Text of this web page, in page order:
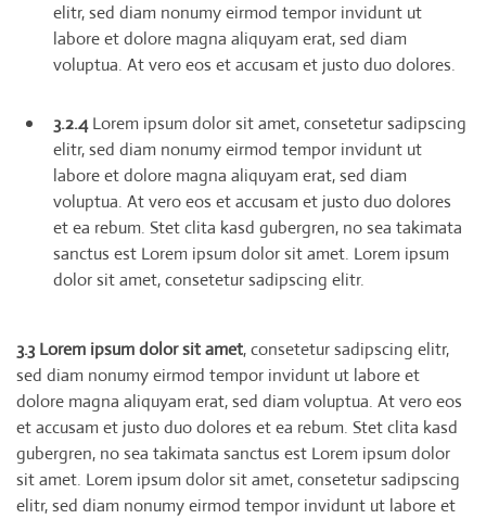
elitr, sed diam nonumy eirmod tempor invidunt ut
labore et dolore magna aliquyam erat, sed diam
voluptua. At vero eos et accusam et justo duo dolores.
3.2.4Lorem ipsum dolor sit amet, consetetur sadipscing
elitr, sed diam nonumy eirmod tempor invidunt ut
labore et dolore magna aliquyam erat, sed diam
voluptua. At vero eos et accusam et justo duo dolores
et ea rebum. Stet clita kasd gubergren, no sea takimata
sanctus est Lorem ipsum dolor sit amet. Lorem ipsum
dolor sit amet, consetetur sadipscing elitr.
3.3 Lorem ipsum dolor sit amet, consetetur sadipscing elitr,
sed diam nonumy eirmod tempor invidunt ut labore et
dolore magna aliquyam erat, sed diam voluptua. At vero eos
et accusam et justo duo dolores et ea rebum. Stet clita kasd
gubergren, no sea takimata sanctus est Lorem ipsum dolor
sit amet. Lorem ipsum dolor sit amet, consetetur sadipscing
elitr, sed diam nonumy eirmod tempor invidunt ut labore et